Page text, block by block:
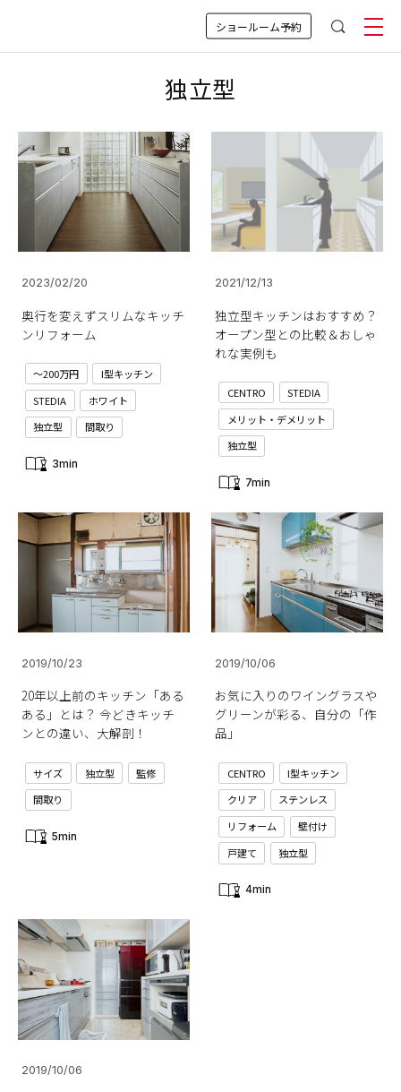
ショールーム予約
独立型
2023/02/20
奥行を変えずスリムなキッチ
ンリフォーム
～200万円
I型キッチン
STEDIA
ホワイト
独立型
間取り
3min
2021/12/13
独立型キッチンはおすすめ？
オープン型との比較＆おしゃ
れな実例も
CENTRO
STEDIA
メリット・デメリット
独立型
7min
2019/10/23
20年以上前のキッチン「ある
ある」とは？ 今どきキッチ
ンとの違い、大解剖！
サイズ 独立型
監修
間取り
5min
2019/10/06
お気に入りのワイングラスや
グリーンが彩る、自分の「作
品」
CENTRO
I型キッチン
クリア
ステンレス
リフォーム
壁付け
戸建て
独立型
4min
2019/10/06